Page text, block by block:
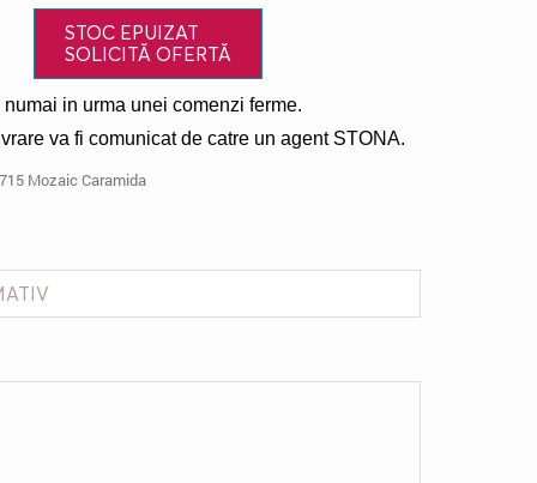
STOC EPUIZAT
SOLICITĂ OFERTĂ
in urma unei comenzi ferme.
va fi comunicat de catre un agent STONA.
Mozaic Caramida